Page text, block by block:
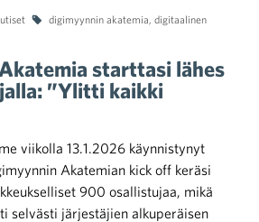
digimyynnin akatemia, digitaalinen
starttasi lähes
”Ylitti kaikki
viikolla 13.1.2026 käynnistynyt
Akatemian kick off keräsi
900 osallistujaa, mikä
selvästi järjestäjien alkuperäisen